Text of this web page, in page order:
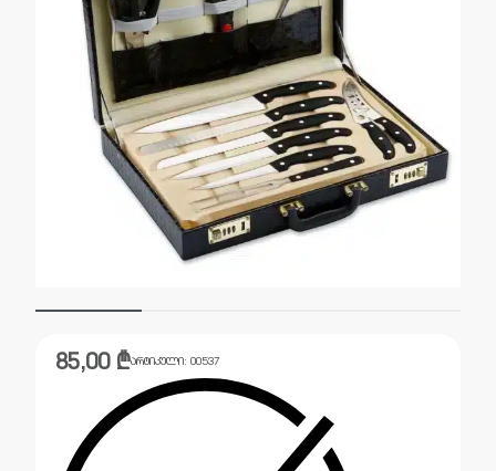
85,00 ₾არტიკული: 00537